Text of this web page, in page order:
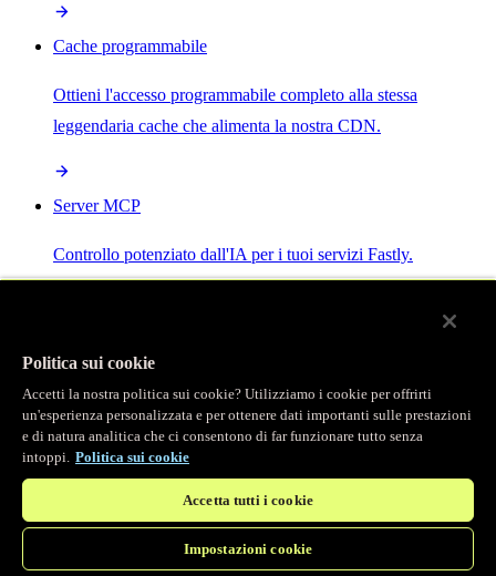
Cache programmabile
Ottieni l'accesso programmabile completo alla stessa
leggendaria cache che alimenta la nostra CDN.
Server MCP
Controllo potenziato dall'IA per i tuoi servizi Fastly.
Main menu
/ Prodotti
Osservabilità
Logging in tempo reale
Politica sui cookie
Accetti la nostra politica sui cookie? Utilizziamo i cookie per offrirti
un'esperienza personalizzata e per ottenere dati importanti sulle prestazioni
e di natura analitica che ci consentono di far funzionare tutto senza
intoppi. Politica sui cookie
Accetta tutti i cookie
Impostazioni cookie